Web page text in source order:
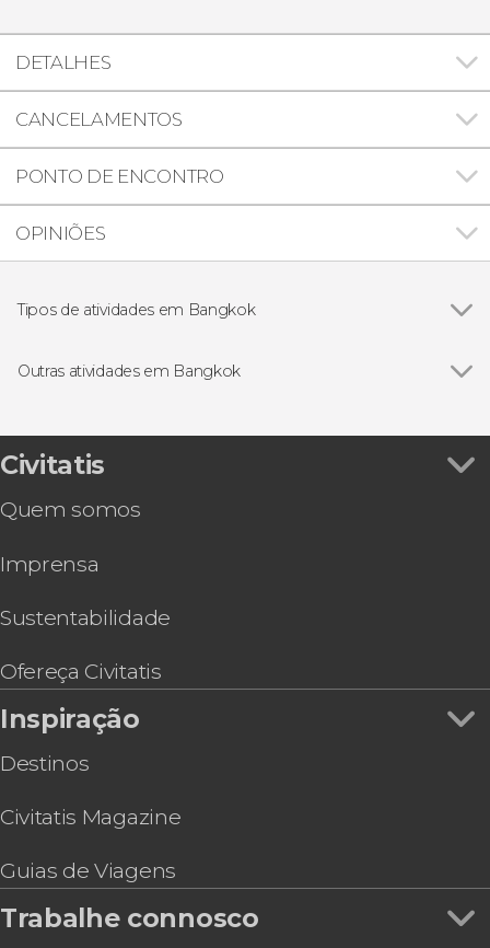
DETALHES
CANCELAMENTOS
PONTO DE ENCONTRO
OPINIÕES
Tipos de atividades em Bangkok
Visitas guiadas e free tours
Outras atividades em Bangkok
Ônibus turístico de Bangkok
Tour completo pela Tailândia em 11 ou 14 dias
Tour de 3 dias por Kanchanaburi, Erawan e
Tour de bicicleta por Bangkok
Ingresso do mirante do Baiyoke Sky Hotel
Tour pelo Grande Palácio e pelo Templo do
Buda de Esmeralda
Civitatis
Quem somos
Imprensa
Sustentabilidade
Ofereça Civitatis
Inspiração
Destinos
Civitatis Magazine
Guias de Viagens
Trabalhe connosco